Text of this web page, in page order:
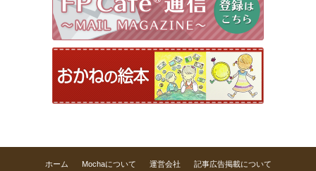
ホーム Mochaについて 運営会社 記事広告掲載について